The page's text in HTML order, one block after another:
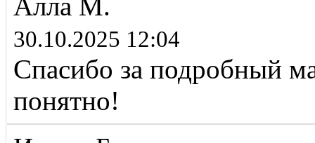
Алла М.
30.10.2025 12:04
Спасибо за подробный
понятно!